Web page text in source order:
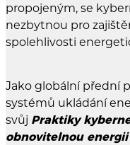
propojeným, se
nezbytnou pro
spolehlivosti
Jako globální přední
systémů ukládání
svůj Praktiky
obnovitelnou energii